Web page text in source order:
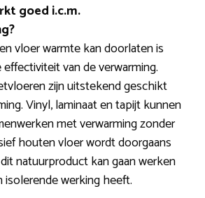
goed i.c.m.
vloer warmte kan doorlaten is
van de verwarming.
zijn uitstekend geschikt
Vinyl, laminaat en tapijt kunnen
met verwarming zonder
houten vloer wordt doorgaans
natuurproduct kan gaan werken
werking heeft.